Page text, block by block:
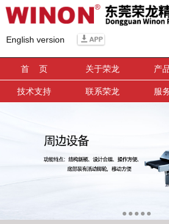
English version
首 页 关于荣龙 产
技术支持 联系荣龙 服
信息搜索